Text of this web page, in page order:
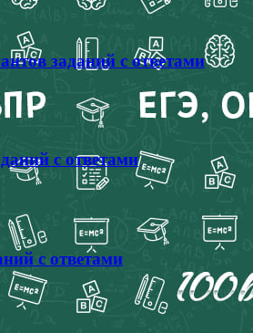
заданий с ответами
с ответами
с ответами